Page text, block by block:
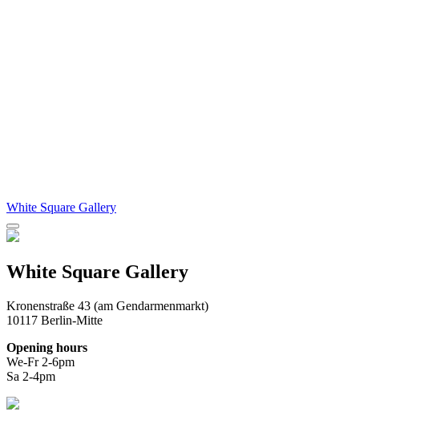
White Square Gallery
White Square Gallery
Kronenstraße 43 (am Gendarmenmarkt)
10117 Berlin-Mitte
Opening hours
We-Fr 2-6pm
Sa 2-4pm